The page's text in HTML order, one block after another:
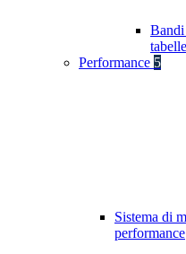
Bandi
Performance 5
Sistema di
performance